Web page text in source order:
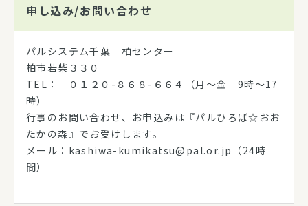
申し込み/お問い合わせ
パルシステム千葉 柏センター
柏市若柴３３０
TEL： ０１２０-８６８-６６４（月～金 9時～17
時）
行事のお問い合わせ、お申込みは『パルひろば☆おお
たかの森』でお受けします。
メール：kashiwa-kumikatsu@pal.or.jp（24時
間）